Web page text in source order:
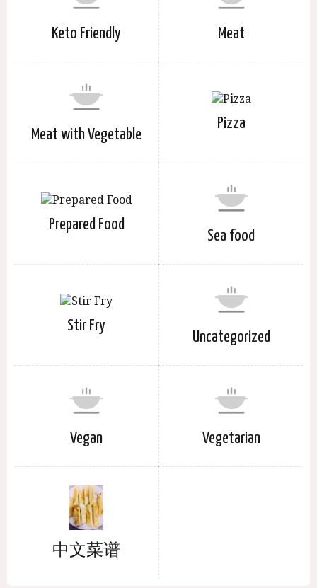
Keto Friendly Meat
Meat with Vegetable
Pizza
Prepared Food
Sea food
Stir Fry
Uncategorized
Vegan Vegetarian
中文菜谱